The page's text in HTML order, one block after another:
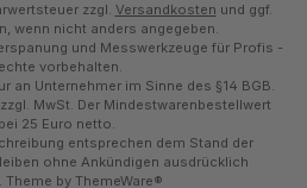
zzgl. Versandkosten und ggf.
wenn nicht anders angegeben.
und Messwerkzeuge für Profis -
vorbehalten.
an Unternehmer im Sinne des §14 BGB.
MwSt. Der Mindestwarenbestellwert
25 Euro netto.
entsprechen dem Stand der
ohne Ankündigen ausdrücklich
Theme by ThemeWare®